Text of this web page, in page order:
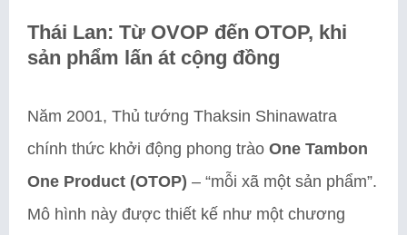
Thái Lan: Từ OVOP đến OTOP, khi
sản phẩm lấn át cộng đồng
Năm 2001, Thủ tướng Thaksin Shinawatra
chính thức khởi động phong trào One Tambon
One Product (OTOP) – “mỗi xã một sản phẩm”.
Mô hình này được thiết kế như một chương